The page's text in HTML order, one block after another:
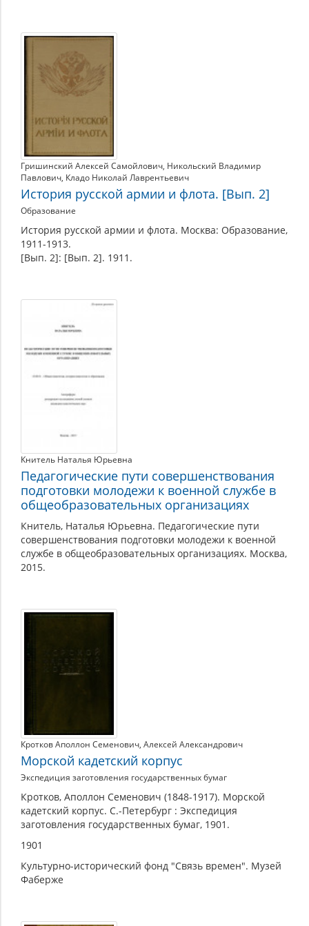
Гришинский Алексей Самойлович, Никольский Владимир
Павлович, Кладо Николай Лаврентьевич
История русской армии и флота. [Вып. 2]
Образование
История русской армии и флота. Москва: Образование,
1911-1913.
[Вып. 2]: [Вып. 2]. 1911.
Книтель Наталья Юрьевна
Педагогические пути совершенствования
подготовки молодежи к военной службе в
общеобразовательных организациях
Книтель, Наталья Юрьевна. Педагогические пути
совершенствования подготовки молодежи к военной
службе в общеобразовательных организациях. Москва,
2015.
Кротков Аполлон Семенович, Алексей Александрович
Морской кадетский корпус
Экспедиция заготовления государственных бумаг
Кротков, Аполлон Семенович (1848-1917). Морской
кадетский корпус. С.-Петербург : Экспедиция
заготовления государственных бумаг, 1901.
1901
Культурно-исторический фонд "Связь времен". Музей
Фаберже